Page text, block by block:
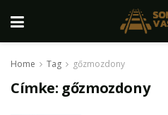
Home Tag gőzmozdony
Címke: gőzmozdony